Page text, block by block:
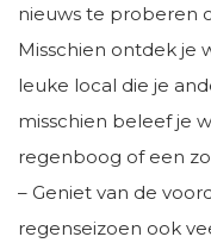
nieuws te proberen
Misschien ontdek je
leuke local die je
misschien beleef je
regenboog of een
– Geniet van de
regenseizoen ook